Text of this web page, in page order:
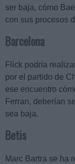
ser baja, cómo
con sus procesos
Barcelona
Flick podría
por el partido de
ese encuentro
Ferran, deberían
sea baja.
Betis
Marc Bartra se ha